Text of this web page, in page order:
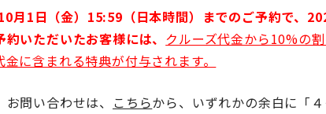
月1日（金）15:59（日本時間）までのご予約で、
約いただいたお客様には、 クルーズ代金から10%の
金に含まれる特典が付与されます。
お問い合わせは、 こちらから、いずれかの余白に「